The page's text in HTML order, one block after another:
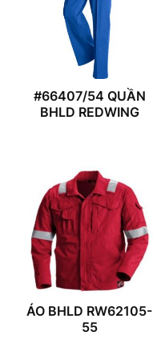
#66407/54 QUẦN
BHLD REDWING
ÁO BHLD RW62105-
55